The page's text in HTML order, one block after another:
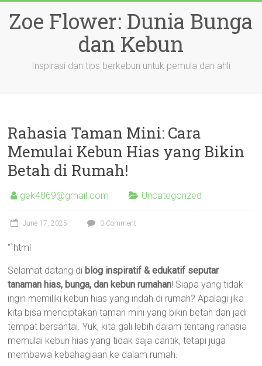
content
Zoe Flower: Dunia Bunga
dan Kebun
Inspirasi dan tips berkebun untuk pemula dan ahli
Rahasia Taman Mini: Cara
Memulai Kebun Hias yang Bikin
Betah di Rumah!
gek4869@gmail.com Uncategorized
June 17, 2025 0 Comment
“`html
Selamat datang di blog inspiratif & edukatif seputar
tanaman hias, bunga, dan kebun rumahan! Siapa yang tidak
ingin memiliki kebun hias yang indah di rumah? Apalagi jika
kita bisa menciptakan taman mini yang bikin betah dan jadi
tempat bersantai. Yuk, kita gali lebih dalam tentang rahasia
memulai kebun hias yang tidak saja cantik, tetapi juga
membawa kebahagiaan ke dalam rumah.